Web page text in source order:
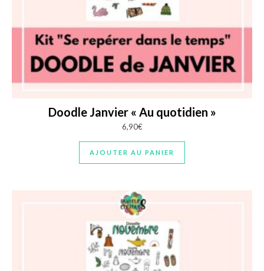
Doodle Janvier « Au quotidien »
6,90€
AJOUTER AU PANIER